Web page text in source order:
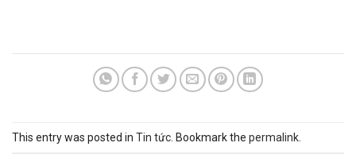
This entry was posted in Tin tức . Bookmark the permalink